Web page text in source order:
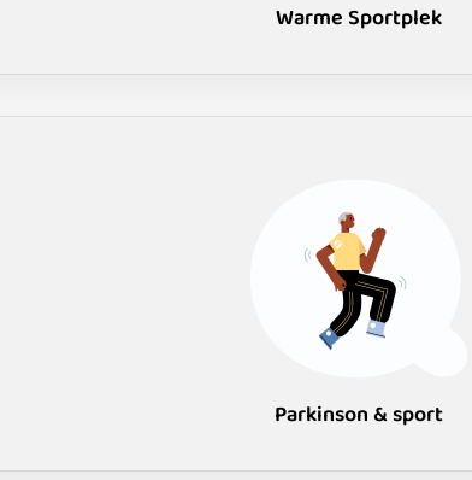
Warme Sportplek
Parkinson & sport